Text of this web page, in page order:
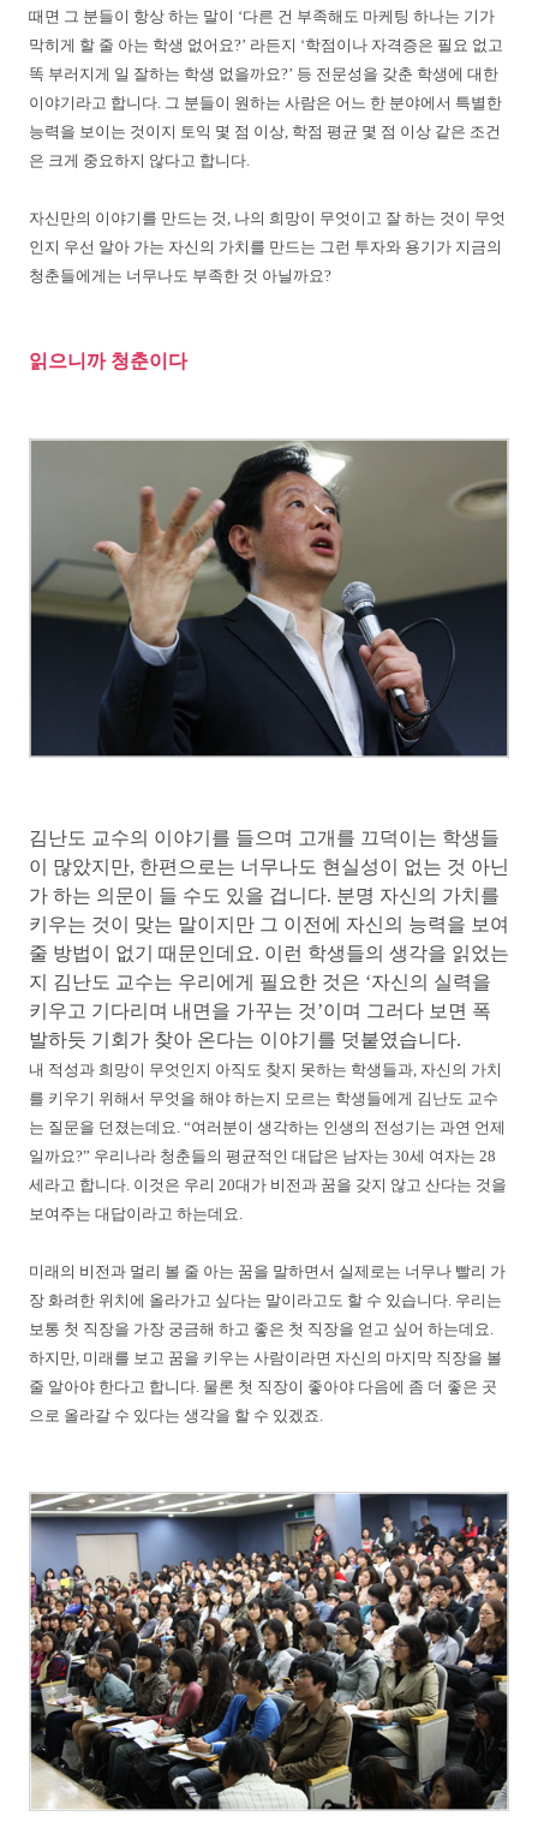
때면 그 분들이 항상 하는 말이 ‘다른 건 부족해도 마케팅 하나는 기가
막히게 할 줄 아는 학생 없어요?’ 라든지 ‘학점이나 자격증은 필요 없고
똑 부러지게 일 잘하는 학생 없을까요?’ 등 전문성을 갖춘 학생에 대한
이야기라고 합니다. 그 분들이 원하는 사람은 어느 한 분야에서 특별한
능력을 보이는 것이지 토익 몇 점 이상, 학점 평균 몇 점 이상 같은 조건
은 크게 중요하지 않다고 합니다.
자신만의 이야기를 만드는 것, 나의 희망이 무엇이고 잘 하는 것이 무엇
인지 우선 알아 가는 자신의 가치를 만드는 그런 투자와 용기가 지금의
청춘들에게는 너무나도 부족한 것 아닐까요?
읽으니까 청춘이다
김난도 교수의 이야기를 들으며 고개를 끄덕이는 학생들
이 많았지만, 한편으로는 너무나도 현실성이 없는 것 아닌
가 하는 의문이 들 수도 있을 겁니다. 분명 자신의 가치를
키우는 것이 맞는 말이지만 그 이전에 자신의 능력을 보여
줄 방법이 없기 때문인데요. 이런 학생들의 생각을 읽었는
지 김난도 교수는 우리에게 필요한 것은 ‘자신의 실력을
키우고 기다리며 내면을 가꾸는 것’이며 그러다 보면 폭
발하듯 기회가 찾아 온다는 이야기를 덧붙였습니다.
내 적성과 희망이 무엇인지 아직도 찾지 못하는 학생들과, 자신의 가치
를 키우기 위해서 무엇을 해야 하는지 모르는 학생들에게 김난도 교수
는 질문을 던졌는데요. “여러분이 생각하는 인생의 전성기는 과연 언제
일까요?” 우리나라 청춘들의 평균적인 대답은 남자는 30세 여자는 28
세라고 합니다. 이것은 우리 20대가 비전과 꿈을 갖지 않고 산다는 것을
보여주는 대답이라고 하는데요.
미래의 비전과 멀리 볼 줄 아는 꿈을 말하면서 실제로는 너무나 빨리 가
장 화려한 위치에 올라가고 싶다는 말이라고도 할 수 있습니다. 우리는
보통 첫 직장을 가장 궁금해 하고 좋은 첫 직장을 얻고 싶어 하는데요.
하지만, 미래를 보고 꿈을 키우는 사람이라면 자신의 마지막 직장을 볼
줄 알아야 한다고 합니다. 물론 첫 직장이 좋아야 다음에 좀 더 좋은 곳
으로 올라갈 수 있다는 생각을 할 수 있겠죠.